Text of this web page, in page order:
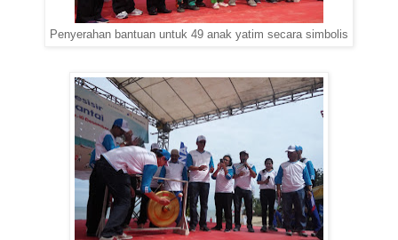
Penyerahan bantuan untuk 49 anak yatim secara simbolis